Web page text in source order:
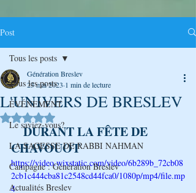
Post
Tous les posts
ÉVÉNEMENT
Le saviez-vous?
LA SAGESSE DE RABBI NAHMAN
Campagne : Génération Breslev
Actualités Breslev
Tous les posts
L'UNIVERS DE BRESLEV
Génération Breslev
23 mai 2023 1 min de lecture
Noté NaN étoiles sur 5.
DURANT LA FÊTE DE
CHAVOUOT
https://video.wixstatic.com/video/6b289b_72cb08
2cb1c444cba81c2548cd44fca0/1080p/mp4/file.mp
4